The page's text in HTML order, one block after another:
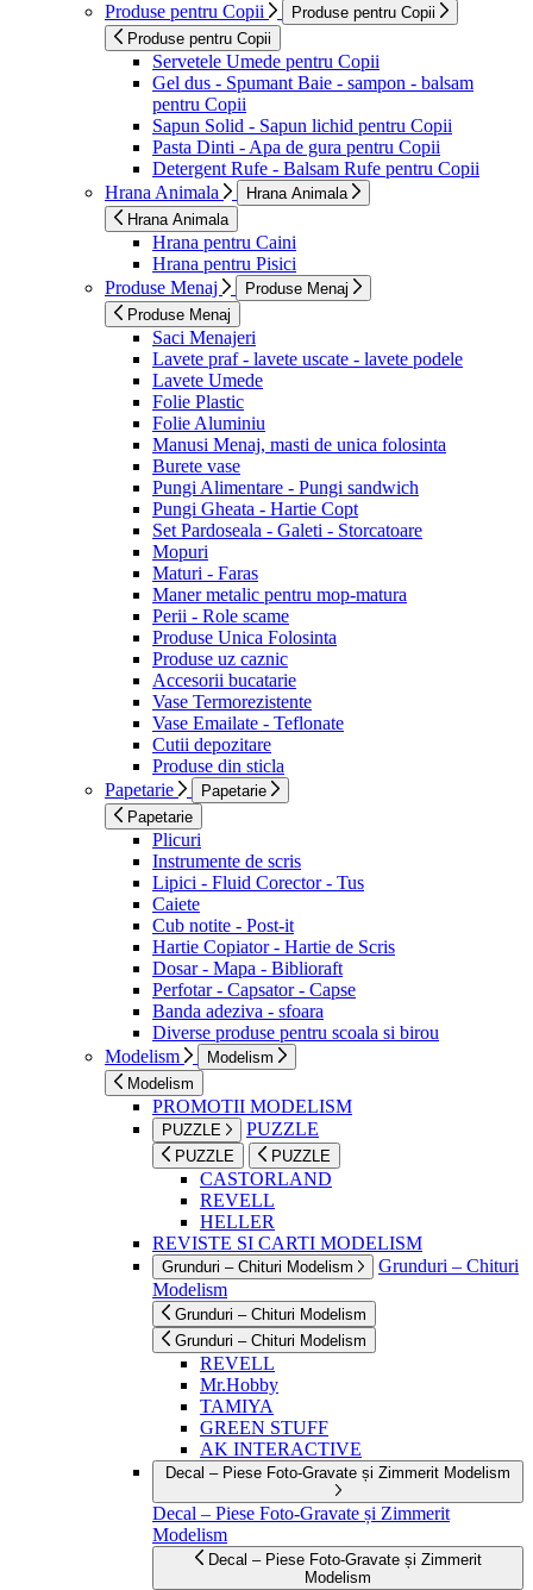
Produse pentru Copii
Produse pentru Copii
Produse pentru Copii
Servetele Umede pentru Copii
Gel dus - Spumant Baie - sampon - balsam
pentru Copii
Sapun Solid - Sapun lichid pentru Copii
Pasta Dinti - Apa de gura pentru Copii
Detergent Rufe - Balsam Rufe pentru Copii
Hrana Animala
Hrana Animala
Hrana Animala
Hrana pentru Caini
Hrana pentru Pisici
Produse Menaj
Produse Menaj
Produse Menaj
Saci Menajeri
Lavete praf - lavete uscate - lavete podele
Lavete Umede
Folie Plastic
Folie Aluminiu
Manusi Menaj, masti de unica folosinta
Burete vase
Pungi Alimentare - Pungi sandwich
Pungi Gheata - Hartie Copt
Set Pardoseala - Galeti - Storcatoare
Mopuri
Maturi - Faras
Maner metalic pentru mop-matura
Perii - Role scame
Produse Unica Folosinta
Produse uz caznic
Accesorii bucatarie
Vase Termorezistente
Vase Emailate - Teflonate
Cutii depozitare
Produse din sticla
Papetarie
Papetarie
Papetarie
Plicuri
Instrumente de scris
Lipici - Fluid Corector - Tus
Caiete
Cub notite - Post-it
Hartie Copiator - Hartie de Scris
Dosar - Mapa - Biblioraft
Perfotar - Capsator - Capse
Banda adeziva - sfoara
Diverse produse pentru scoala si birou
Modelism
Modelism
Modelism
PROMOTII MODELISM
PUZZLE PUZZLE
PUZZLE PUZZLE
CASTORLAND
REVELL
HELLER
REVISTE SI CARTI MODELISM
Grunduri – Chituri Modelism
Grunduri – Chituri
Modelism
Grunduri – Chituri Modelism
Grunduri – Chituri Modelism
REVELL
Mr.Hobby
TAMIYA
GREEN STUFF
AK INTERACTIVE
Decal – Piese Foto-Gravate și Zimmerit Modelism
Decal – Piese Foto-Gravate și Zimmerit
Modelism
Decal – Piese Foto-Gravate și Zimmerit
Modelism